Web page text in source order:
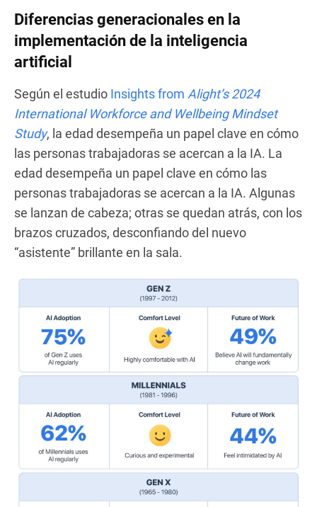
Diferencias generacionales en la
implementación de la inteligencia
artificial
Según el estudio Insights from Alight’s 2024
International Workforce and Wellbeing Mindset
Study, la edad desempeña un papel clave en cómo
las personas trabajadoras se acercan a la IA. La
edad desempeña un papel clave en cómo las
personas trabajadoras se acercan a la IA. Algunas
se lanzan de cabeza; otras se quedan atrás, con los
brazos cruzados, desconfiando del nuevo
“asistente” brillante en la sala.